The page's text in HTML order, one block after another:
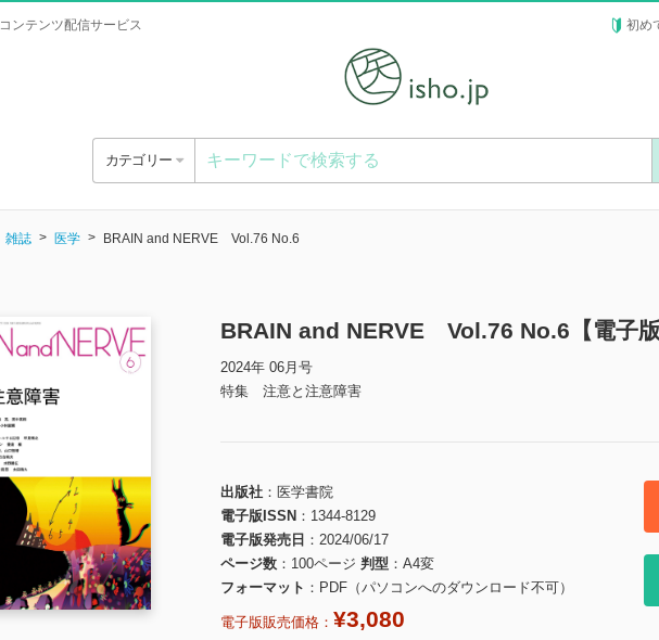
ンテンツ配信サービス 初め
カテゴリー
雑誌 医学 BRAIN and NERVE Vol.76 No.6
BRAIN and NERVE Vol.76 No.6【電子版
2024年 06月号
特集 注意と注意障害
出版社
医学書院
電子版ISSN
1344-8129
電子版発売日
2024/06/17
ページ数
100ページ 判型
A4変
フォーマット
PDF（パソコンへのダウンロード不可）
電子版販売価格： ¥3,080